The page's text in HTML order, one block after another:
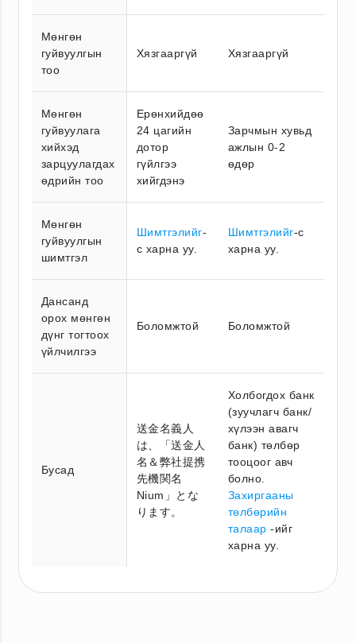
Мөнгөн
гуйвуулгын
тоо
Хязгааргүй Хязгааргүй
Мөнгөн
гуйвуулага
хийхэд
зарцуулагдах
өдрийн тоо
Ерөнхийдөө
24 цагийн
дотор
гүйлгээ
хийгдэнэ
Зарчмын хувьд
ажлын 0-2
өдөр
Мөнгөн
гуйвуулгын
шимтгэл
Шимтгэлийг-
с харна уу.
Шимтгэлийг-с
харна уу.
Дансанд
орох мөнгөн
дүнг тогтоох
үйлчилгээ
Боломжтой Боломжтой
Бусад
送金名義人
は、「送金人
名＆弊社提携
先機関名
Nium」とな
ります。
Холбогдох банк
(зуучлагч банк/
хүлээн авагч
банк) төлбөр
тооцоог авч
болно.
Захиргааны
төлбөрийн
талаар -ийг
харна уу.